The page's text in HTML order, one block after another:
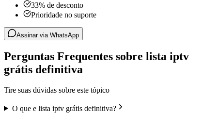
33% de desconto
Prioridade no suporte
Assinar via WhatsApp
Perguntas Frequentes sobre lista iptv
grátis definitiva
Tire suas dúvidas sobre este tópico
O que e lista iptv grátis definitiva?